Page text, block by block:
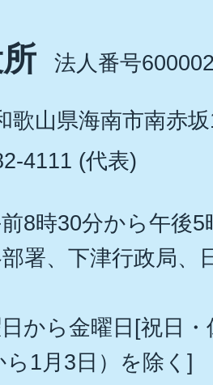
法人番号
歌山県海南市南赤
4111 (代表)
8時30分から午後5
部署、下津行政局
から金曜日[祝日
ら1月3日）を除く]